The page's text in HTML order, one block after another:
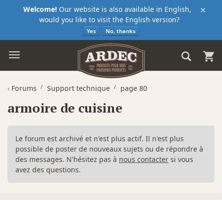
×
Welcome! Our website is also available in English,
would you like to visit the English version?
Yes No, thanks
‹ Forums Support technique page 80
armoire de cuisine
Le forum est archivé et n'est plus actif. Il n'est plus
possible de poster de nouveaux sujets ou de répondre à
des messages. N'hésitez pas à nous contacter si vous
avez des questions.